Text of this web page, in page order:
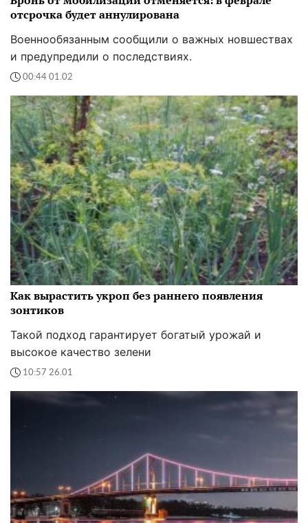
отсрочка будет аннулирована
Военнообязанным сообщили о важных новшествах
и предупредили о последствиях.
00:44 01.02
Как вырастить укроп без раннего появления
зонтиков
Такой подход гарантирует богатый урожай и
высокое качество зелени
10:57 26.01